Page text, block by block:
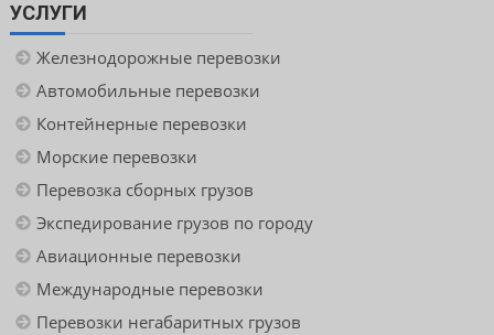
УСЛУГИ
Железнодорожные перевозки
Автомобильные перевозки
Контейнерные перевозки
Морские перевозки
Перевозка сборных грузов
Экспедирование грузов по городу
Авиационные перевозки
Международные перевозки
Перевозки негабаритных грузов